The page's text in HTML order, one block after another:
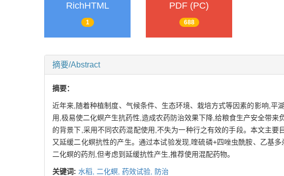
RichHTML
1
PDF (PC)
688
摘要/Abstract
摘要：
近年来,随着种植制度、气候条件、生态环境、栽培方式等因素的影响,
用,极易使二化螟产生抗药性,造成农药防治效果下降,给粮食生产安全带
的背景下,采用不同农药混配使用,不失为一种行之有效的手段。本文主
又延缓二化螟抗性的产生。通过本试验发现,喹硫磷+四唑虫酰胺、乙基
二化螟的药剂,但考虑到延缓抗性产生,推荐使用混配药物。
关键词: 水稻, 二化螟, 药效试验, 防治